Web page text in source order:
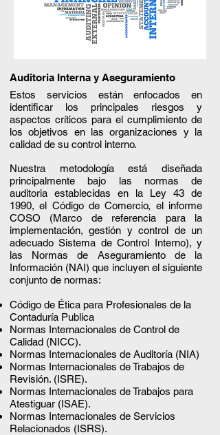
Auditoria Interna y Aseguramiento
Estos servicios están enfocados en
identificar los principales riesgos y
aspectos críticos para el cumplimiento de
los objetivos en las organizaciones y la
calidad de su control interno.
Nuestra metodología está diseñada
principalmente bajo las normas de
auditoria establecidas en la Ley 43 de
1990, el Código de Comercio, el informe
COSO (Marco de referencia para la
implementación, gestión y control de un
adecuado Sistema de Control Interno), y
las Normas de Aseguramiento de la
Información (NAI) que incluyen el siguiente
conjunto de normas:
Código de Ética para Profesionales de la
Contaduría Publica
Normas Internacionales de Control de
Calidad (NICC).
Normas Internacionales de Auditoría (NIA)
Normas Internacionales de Trabajos de
Revisión. (ISRE).
Normas Internacionales de Trabajos para
Atestiguar (ISAE).
Normas Internacionales de Servicios
Relacionados (ISRS).